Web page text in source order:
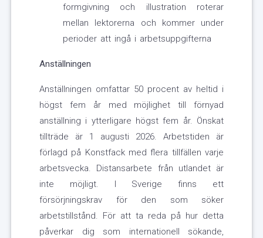
formgivning och illustration roterar
mellan lektorerna och kommer under
perioder att ingå i arbetsuppgifterna
Anställningen
Anställningen omfattar 50 procent av heltid i
högst fem år med möjlighet till förnyad
anställning i ytterligare högst fem år. Önskat
tillträde är 1 augusti 2026. Arbetstiden är
förlagd på Konstfack med flera tillfällen varje
arbetsvecka. Distansarbete från utlandet är
inte möjligt. I Sverige finns ett
försörjningskrav för den som söker
arbetstillstånd. För att ta reda på hur detta
påverkar dig som internationell sökande,